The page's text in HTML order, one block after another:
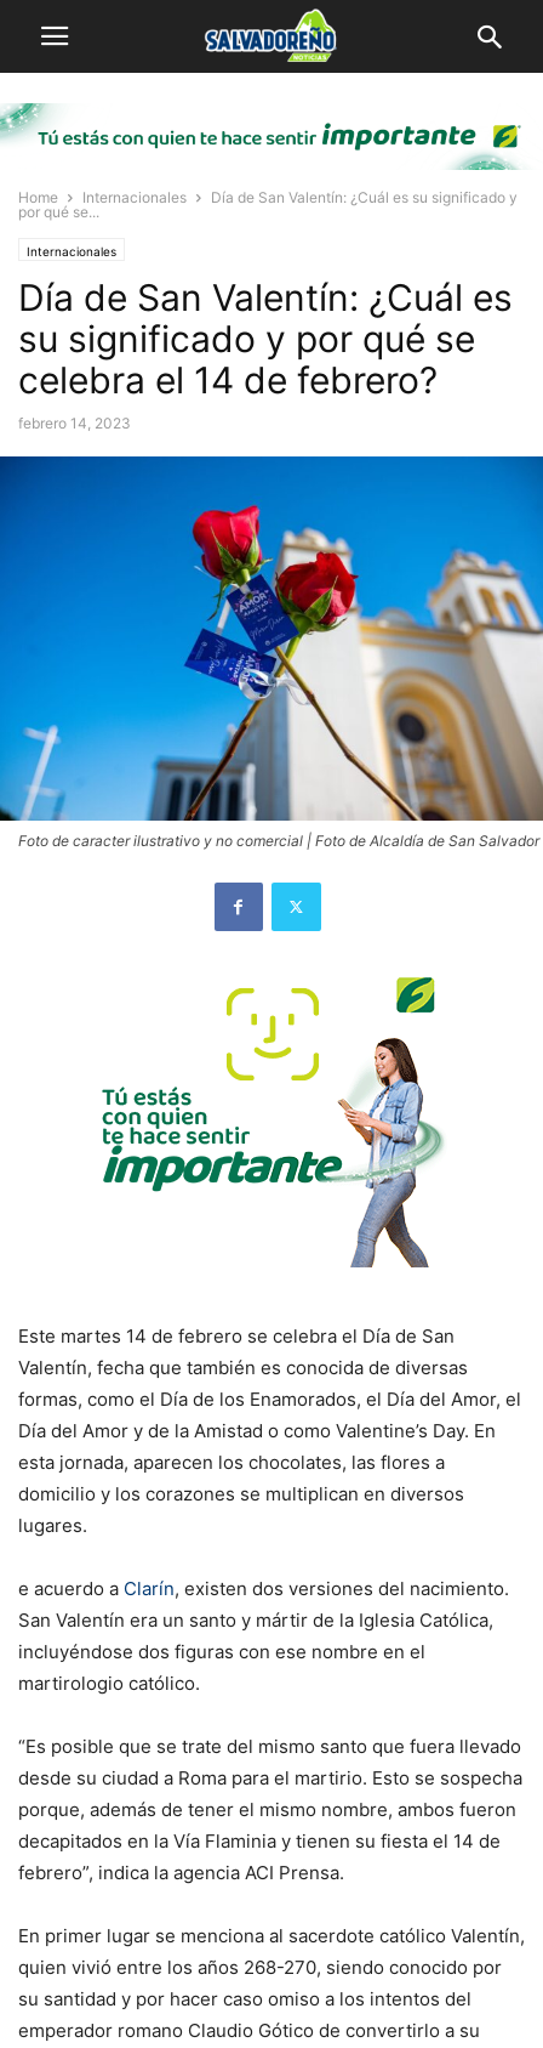
Home Internacionales
Día de San Valentín: ¿Cuál es su significado y
por qué se...
Internacionales
Día de San Valentín: ¿Cuál es
su significado y por qué se
celebra el 14 de febrero?
febrero 14, 2023
Foto de caracter ilustrativo y no comercial | Foto de Alcaldía de San Salvador
Este martes 14 de febrero se celebra el Día de San
Valentín, fecha que también es conocida de diversas
formas, como el Día de los Enamorados, el Día del Amor, el
Día del Amor y de la Amistad o como Valentine’s Day. En
esta jornada, aparecen los chocolates, las flores a
domicilio y los corazones se multiplican en diversos
lugares.
e acuerdo a Clarín, existen dos versiones del nacimiento.
San Valentín era un santo y mártir de la Iglesia Católica,
incluyéndose dos figuras con ese nombre en el
martirologio católico.
“Es posible que se trate del mismo santo que fuera llevado
desde su ciudad a Roma para el martirio. Esto se sospecha
porque, además de tener el mismo nombre, ambos fueron
decapitados en la Vía Flaminia y tienen su fiesta el 14 de
febrero”, indica la agencia ACI Prensa.
En primer lugar se menciona al sacerdote católico Valentín,
quien vivió entre los años 268-270, siendo conocido por
su santidad y por hacer caso omiso a los intentos del
emperador romano Claudio Gótico de convertirlo a su